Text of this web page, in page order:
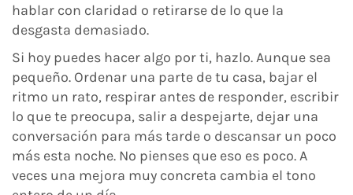
hablar con claridad o retirarse de lo que la
desgasta demasiado.
Si hoy puedes hacer algo por ti, hazlo. Aunque sea
pequeño. Ordenar una parte de tu casa, bajar el
ritmo un rato, respirar antes de responder, escribir
lo que te preocupa, salir a despejarte, dejar una
conversación para más tarde o descansar un poco
más esta noche. No pienses que eso es poco. A
veces una mejora muy concreta cambia el tono